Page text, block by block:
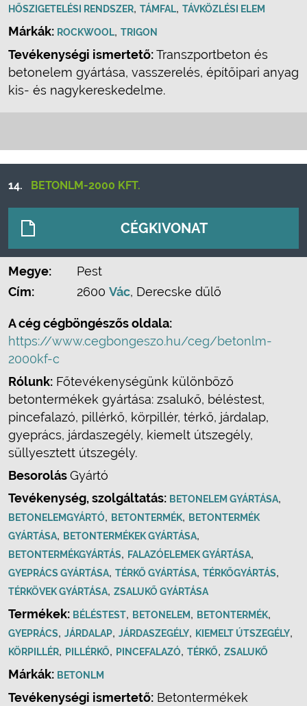
HŐSZIGETELÉSI RENDSZER, TÁMFAL, TÁVKÖZLÉSI ELEM
Márkák: ROCKWOOL, TRIGON
Tevékenységi ismertető:Transzportbeton és
betonelem gyártása, vasszerelés, építőipari anyag
kis- és nagykereskedelme.
14. BETONLM-2000 KFT.
CÉGKIVONAT
Megye:
Pest
Cím:
2600 Vác, Derecske dűlő
A cég cégböngészős oldala:
https://www.cegbongeszo.hu/ceg/betonlm-
2000kf-c
Rólunk: Főtevékenységünk különböző
betontermékek gyártása: zsalukő, béléstest,
pincefalazó, pillérkő, körpillér, térkő, járdalap,
gyeprács, járdaszegély, kiemelt útszegély,
süllyesztett útszegély.
BesorolásGyártó
Tevékenység, szolgáltatás: BETONELEM GYÁRTÁSA,
BETONELEMGYÁRTÓ, BETONTERMÉK, BETONTERMÉK
GYÁRTÁSA, BETONTERMÉKEK GYÁRTÁSA,
BETONTERMÉKGYÁRTÁS, FALAZÓELEMEK GYÁRTÁSA,
GYEPRÁCS GYÁRTÁSA, TÉRKŐ GYÁRTÁSA, TÉRKŐGYÁRTÁS,
TÉRKÖVEK GYÁRTÁSA, ZSALUKŐ GYÁRTÁSA
Termékek: BÉLÉSTEST, BETONELEM, BETONTERMÉK,
GYEPRÁCS, JÁRDALAP, JÁRDASZEGÉLY, KIEMELT ÚTSZEGÉLY,
KÖRPILLÉR, PILLÉRKŐ, PINCEFALAZÓ, TÉRKŐ, ZSALUKŐ
Márkák: BETONLM
Tevékenységi ismertető: Betontermékek